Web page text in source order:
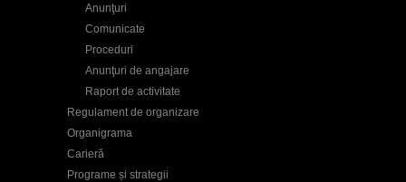
Anunţuri
Comunicate
Proceduri
Anunţuri de angajare
Raport de activitate
Regulament de organizare
Organigrama
Carieră
Programe și strategii